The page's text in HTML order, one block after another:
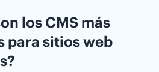
los CMS más
para sitios web